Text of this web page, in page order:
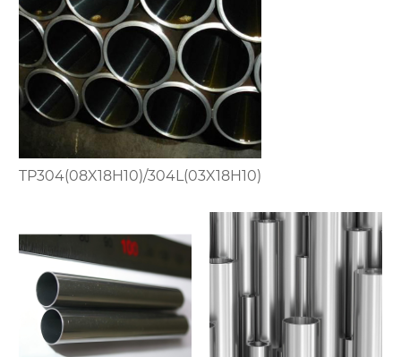
TP304(08X18H10)/304L(03X18H10)